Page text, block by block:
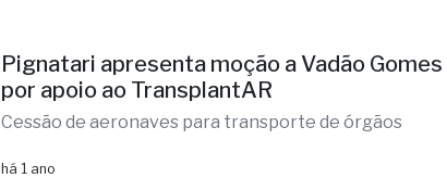
Pignatari apresenta moção a Vadão Gomes
por apoio ao TransplantAR
Cessão de aeronaves para transporte de órgãos
há 1 ano